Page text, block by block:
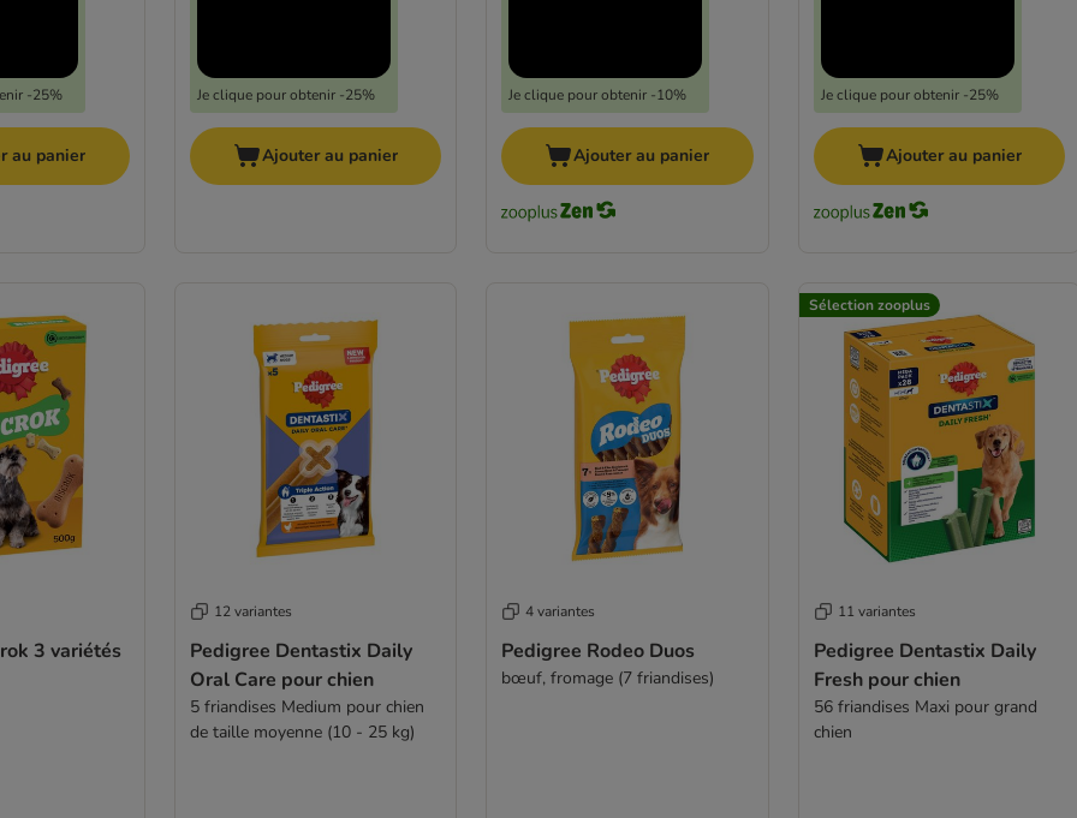
-25%
au panier
Je clique pour obtenir -25%
Ajouter au panier
Je clique pour obtenir -10%
Ajouter au panier
Je clique pour obtenir -25%
Ajouter au panier
3 variétés
12 variantes
Pedigree Dentastix Daily
Oral Care pour chien
5 friandises Medium pour chien
de taille moyenne (10 - 25 kg)
4 variantes
Pedigree Rodeo Duos
bœuf, fromage (7 friandises)
Sélection zooplus
11 variantes
Pedigree Dentastix Daily
Fresh pour chien
56 friandises Maxi pour grand
chien